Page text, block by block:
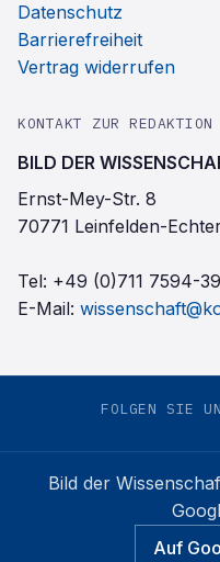
Datenschutz
Barrierefreiheit
Vertrag widerrufen
KONTAKT ZUR REDAKTION
BILD DER
Ernst-Mey-Str. 8
70771 Leinfelden-
Tel: +49 (0)711 7594-
E-Mail:
FOLGEN SIE
Bild der
Auf